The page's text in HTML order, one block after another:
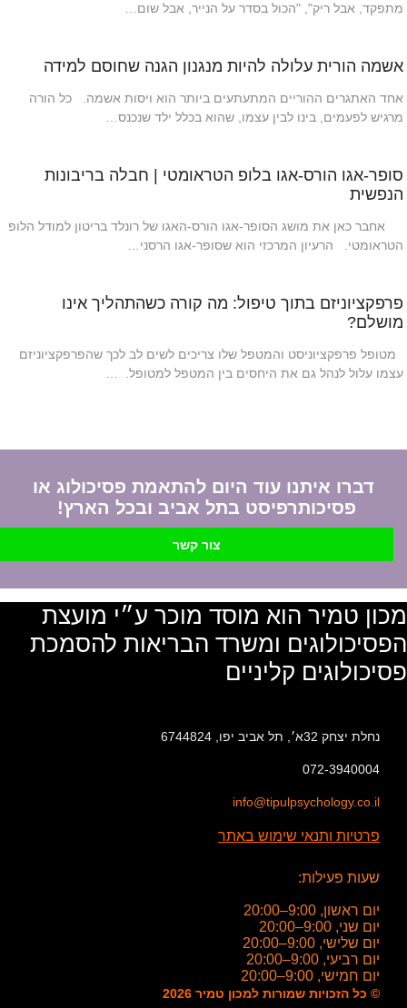
מתפקד, אבל ריק", "הכול בסדר על הנייר, אבל שום…
אשמה הורית עלולה להיות מנגנון הגנה שחוסם למידה
אחד האתגרים ההוריים המתעתעים ביותר הוא ויסות אשמה. כל הורה
מרגיש לפעמים, בינו לבין עצמו, שהוא בכלל ילד שנכנס…
סופר-אגו הורס-אגו בלופ הטראומטי | חבלה בריבונות
הנפשית
אחבר כאן את מושג הסופר-אגו הורס-האגו של רונלד בריטון למודל הלופ
הטראומטי. הרעיון המרכזי הוא שסופר-אגו הרסני…
פרפקציוניזם בתוך טיפול: מה קורה כשהתהליך אינו
מושלם?
מטופל פרפקציוניסט והמטפל שלו צריכים לשים לב לכך שהפרפקציוניזם
עצמו עלול לנהל גם את היחסים בין המטפל למטופל. …
דברו איתנו עוד היום להתאמת פסיכולוג או
פסיכותרפיסט בתל אביב ובכל הארץ!
צור קשר
מכון טמיר הוא מוסד מוכר ע״י מועצת
הפסיכולוגים ומשרד הבריאות להסמכת
פסיכולוגים קליניים
נחלת יצחק 32א׳, תל אביב יפו, 6744824
072-3940004
info@tipulpsychology.co.il
פרטיות ותנאי שימוש באתר
שעות פעילות:
יום ראשון, 9:00–20:00
יום שני, 9:00–20:00
יום שלישי, 9:00–20:00
יום רביעי, 9:00–20:00
יום חמישי, 9:00–20:00
© כל הזכויות שמורות למכון טמיר 2026